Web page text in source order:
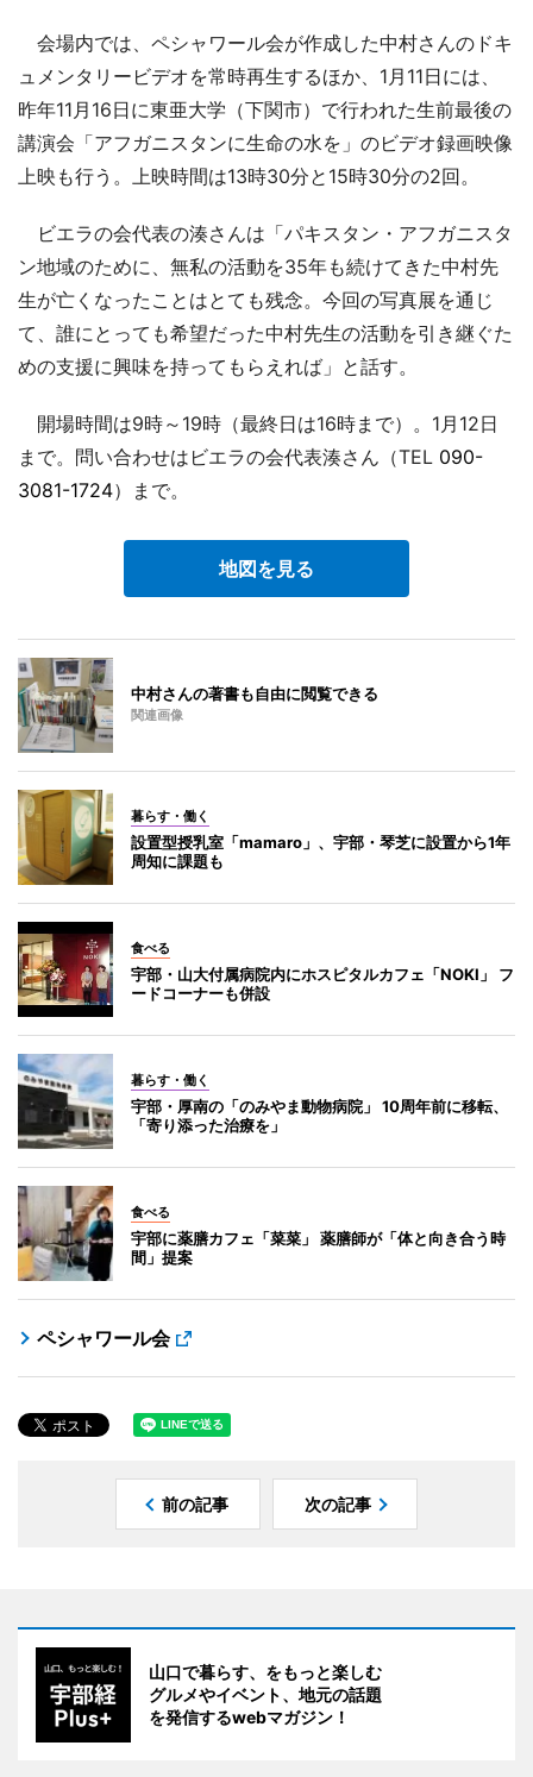
会場内では、ペシャワール会が作成した中村さんのドキ
ュメンタリービデオを常時再生するほか、1月11日には、
昨年11月16日に東亜大学（下関市）で行われた生前最後の
講演会「アフガニスタンに生命の水を」のビデオ録画映像
上映も行う。上映時間は13時30分と15時30分の2回。
ビエラの会代表の湊さんは「パキスタン・アフガニスタ
ン地域のために、無私の活動を35年も続けてきた中村先
生が亡くなったことはとても残念。今回の写真展を通じ
て、誰にとっても希望だった中村先生の活動を引き継ぐた
めの支援に興味を持ってもらえれば」と話す。
開場時間は9時～19時（最終日は16時まで）。1月12日
まで。問い合わせはビエラの会代表湊さん（TEL 090-
3081-1724）まで。
地図を見る
中村さんの著書も自由に閲覧できる
関連画像
暮らす・働く
設置型授乳室「mamaro」、宇部・琴芝に設置から1年
周知に課題も
食べる
宇部・山大付属病院内にホスピタルカフェ「NOKI」 フ
ードコーナーも併設
暮らす・働く
宇部・厚南の「のみやま動物病院」 10周年前に移転、
「寄り添った治療を」
食べる
宇部に薬膳カフェ「菜菜」 薬膳師が「体と向き合う時
間」提案
ペシャワール会
前の記事 次の記事
山口で暮らす、をもっと楽しむ
グルメやイベント、地元の話題
を発信するwebマガジン！